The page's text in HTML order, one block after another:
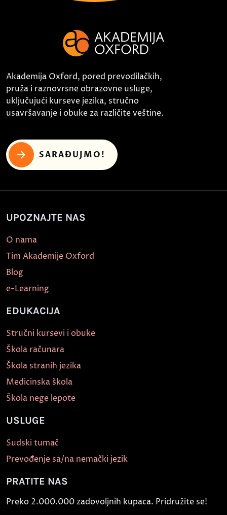
Akademija Oxford, pored prevodilačkih,
pruža i raznovrsne obrazovne usluge,
uključujući kurseve jezika, stručno
usavršavanje i obuke za različite veštine.
SARAĐUJMO!
UPOZNAJTE NAS
O nama
Tim Akademije Oxford
Blog
e-Learning
EDUKACIJA
Stručni kursevi i obuke
Škola računara
Škola stranih jezika
Medicinska škola
Škola nege lepote
USLUGE
Sudski tumač
Prevođenje sa/na nemački jezik
PRATITE NAS
Preko 2.000.000 zadovoljnih kupaca. Pridružite se!